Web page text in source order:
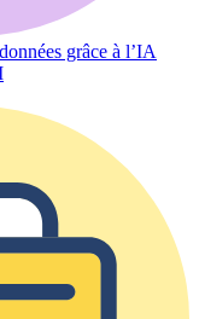
grâce à l’IA